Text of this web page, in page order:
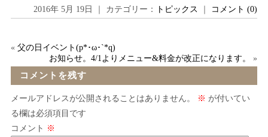
2016年 5月 19日 ｜ カテゴリー： トピックス コメント (0)
« 父の日イベント(p*･ω･`*q)
お知らせ。4/1よりメニュー&料金が改正になります。
»
コメントを残す
メールアドレスが公開されることはありません。 ※ が付いてい
る欄は必須項目です
コメント ※